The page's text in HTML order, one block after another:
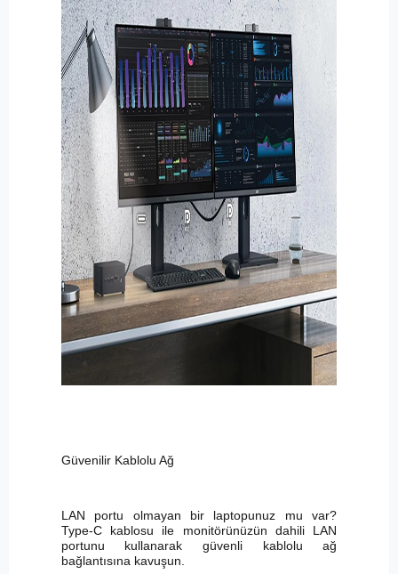
Güvenilir Kablolu Ağ
LAN portu olmayan bir laptopunuz mu var?
Type-C kablosu ile monitörünüzün dahili LAN
portunu kullanarak güvenli kablolu ağ
bağlantısına kavuşun.